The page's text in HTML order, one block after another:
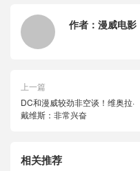
作者： 漫威电影
上一篇
DC和漫威较劲非空谈！维奥拉·
戴维斯：非常兴奋
相关推荐